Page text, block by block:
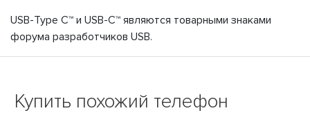
USB-Type C™ и USB-C™ являются товарными знаками
форума разработчиков USB.
Купить похожий телефон